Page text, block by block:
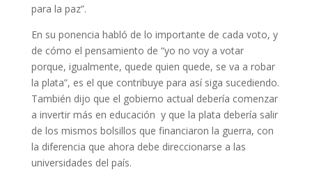
para la paz”.
En su ponencia habló de lo importante de cada voto, y
de cómo el pensamiento de “yo no voy a votar
porque, igualmente, quede quien quede, se va a robar
la plata”, es el que contribuye para así siga sucediendo.
También dijo que el gobierno actual debería comenzar
a invertir más en educación y que la plata debería salir
de los mismos bolsillos que financiaron la guerra, con
la diferencia que ahora debe direccionarse a las
universidades del país.